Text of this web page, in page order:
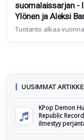
suomalaissarjan -
Ylönen ja Aleksi
Tuotanto alkaa vuonna
UUSIMMAT
KPop Demon
Republic
ilmestyy